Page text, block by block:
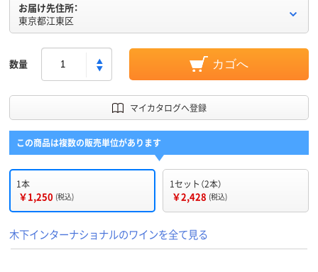
お届け先住所：
東京都江東区
数量 カゴへ
マイカタログへ登録
この商品は複数の販売単位があります
1本
￥1,250 (税込)
1セット（2本）
￥2,428 (税込)
木下インターナショナルのワインを全て見る